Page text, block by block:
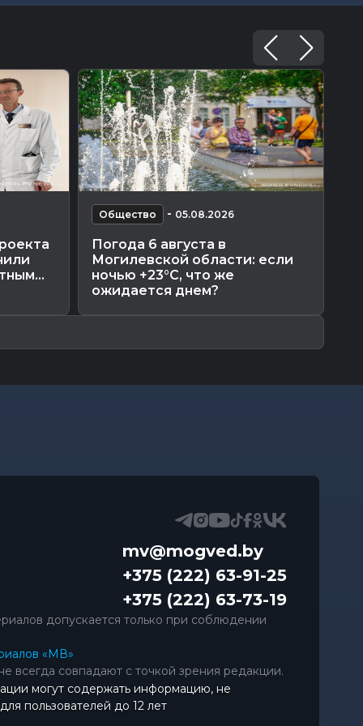
Общество - 05.08.2026
Погода 6 августа в
Могилевской области: если
ночью +23°С, что же
ожидается днем?
mv@mogved.by
+375 (222) 63-91-25
+375 (222) 63-73-19
допускается только при соблюдении
«МВ»
всегда совпадают с точкой зрения редакции.
могут содержать информацию, не
пользователей до 12 лет